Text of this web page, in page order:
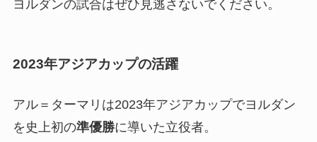
ヨルダンの試合はぜひ見逃さないでください。
2023年アジアカップの活躍
アル＝ターマリは2023年アジアカップでヨルダン
を史上初の準優勝に導いた立役者。